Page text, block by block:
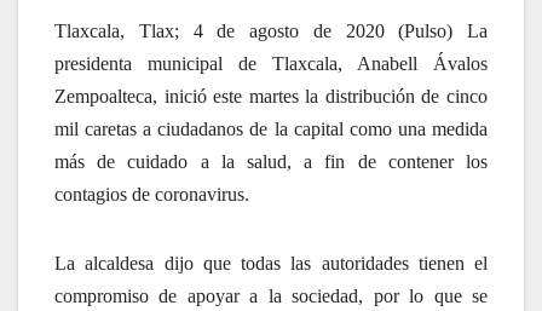
Tlaxcala, Tlax; 4 de agosto de 2020 (Pulso) La
presidenta municipal de Tlaxcala, Anabell Ávalos
Zempoalteca, inició este martes la distribución de cinco
mil caretas a ciudadanos de la capital como una medida
más de cuidado a la salud, a fin de contener los
contagios de coronavirus.
La alcaldesa dijo que todas las autoridades tienen el
compromiso de apoyar a la sociedad, por lo que se